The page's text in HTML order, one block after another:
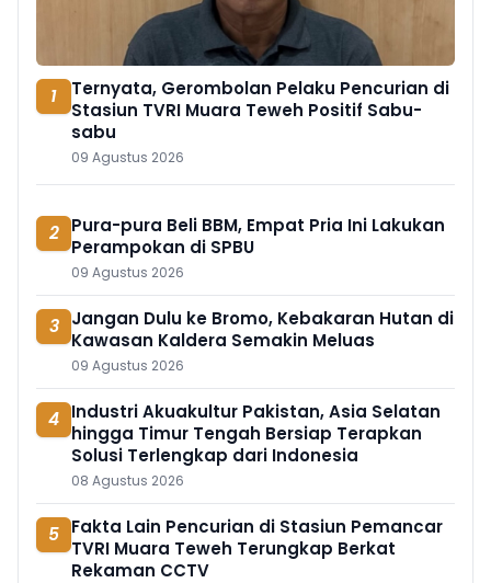
1
Ternyata, Gerombolan Pelaku Pencurian di
Stasiun TVRI Muara Teweh Positif Sabu-
sabu
09 Agustus 2026
2 Pura-pura Beli BBM, Empat Pria Ini Lakukan
Perampokan di SPBU
09 Agustus 2026
3 Jangan Dulu ke Bromo, Kebakaran Hutan di
Kawasan Kaldera Semakin Meluas
09 Agustus 2026
4 Industri Akuakultur Pakistan, Asia Selatan
hingga Timur Tengah Bersiap Terapkan
Solusi Terlengkap dari Indonesia
08 Agustus 2026
5 Fakta Lain Pencurian di Stasiun Pemancar
TVRI Muara Teweh Terungkap Berkat
Rekaman CCTV